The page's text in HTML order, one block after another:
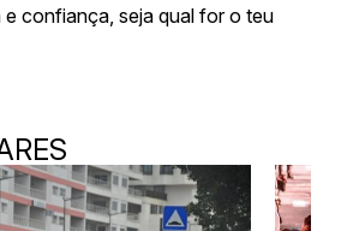
confiança, seja qual for o teu